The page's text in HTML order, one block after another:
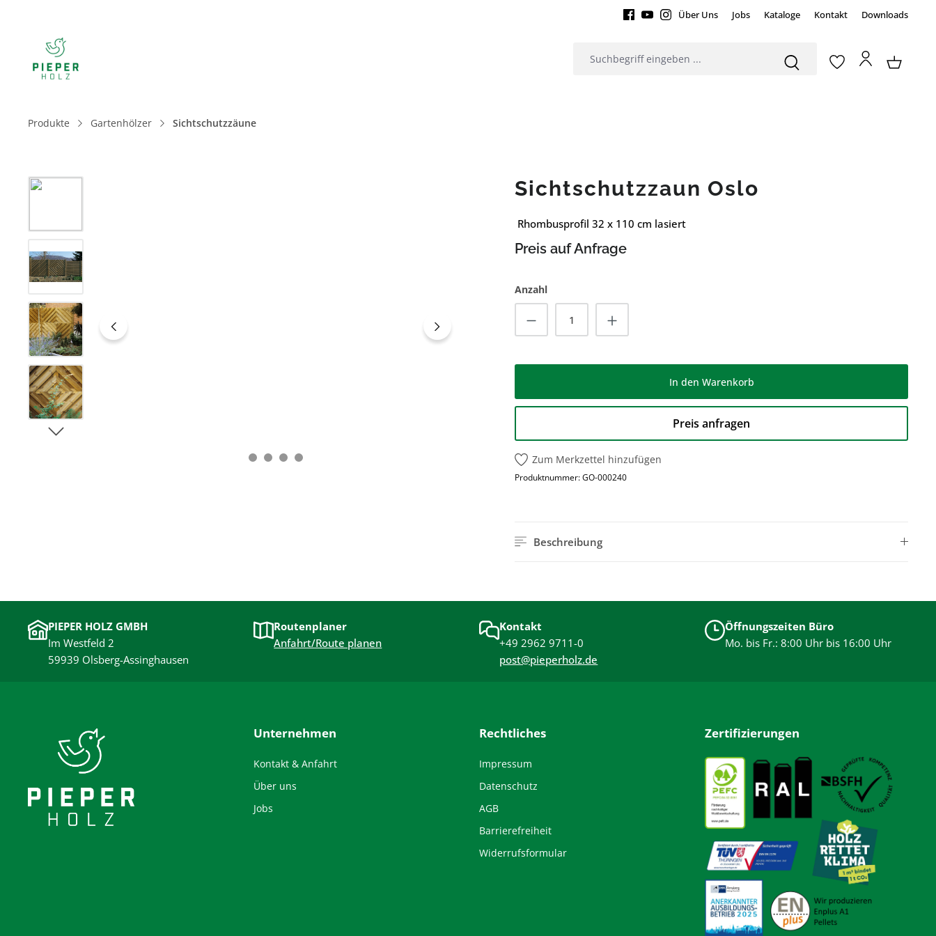
Über Uns Jobs Kataloge Kontakt Downloads
Produkte Gartenhölzer Sichtschutzzäune
Bildergalerie überspringen Sichtschutzzaun Oslo
Rhombusprofil 32 x 110 cm lasiert
Preis auf Anfrage
Anzahl
Produkt Anzahl: Gib den gewünschten Wert ein
In den Warenkorb
Preis anfragen
Zum Merkzettel hinzufügen
Produktnummer:GO-000240
Beschreibung
PIEPER HOLZ GMBH
Im Westfeld 2
59939 Olsberg-Assinghausen
Routenplaner
Anfahrt/Route planen
Kontakt
+49 2962 9711-0
post@pieperholz.de
Öffnungszeiten Büro
Mo. bis Fr.: 8:00 Uhr bis 16:00 Uhr
Unternehmen
Kontakt & Anfahrt
Über uns
Jobs
Rechtliches
Impressum
Datenschutz
AGB
Barrierefreiheit
Widerrufsformular
Zertifizierungen